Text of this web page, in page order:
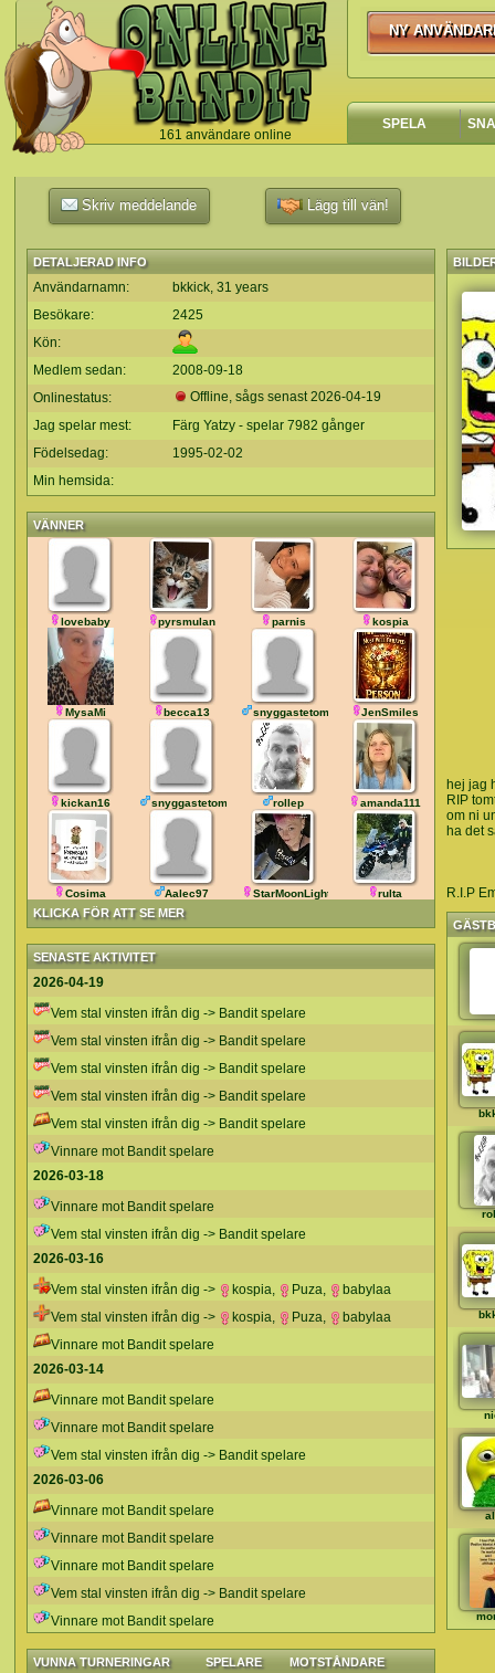
161 användare online
`
NY
NY
SPELA
Skriv meddelande Lägg till vän!
DETALJERAD INFO
Användarnamn:
bkkick, 31 years
Besökare:
2425
Kön:
Medlem sedan:
2008-09-18
Onlinestatus:
Offline, sågs senast2026-04-19
Jag spelar mest:
Färg Yatzy - spelar 7982 gånger
Födelsedag:
1995-02-02
Min hemsida:
VÄNNER
KLICKA FÖR ATT SE MER
lovebaby pyrsmulan parnis kospia
MysaMi becca13 snyggastetompa46 JenSmiles
kickan16 snyggastetompa45 rollep amanda111
Cosima Aalec97 StarMoonLight rulta
SENASTE AKTIVITET
2026-04-19
Vem stal vinsten ifrån dig -> Bandit spelare
Vem stal vinsten ifrån dig -> Bandit spelare
Vem stal vinsten ifrån dig -> Bandit spelare
Vem stal vinsten ifrån dig -> Bandit spelare
Vem stal vinsten ifrån dig -> Bandit spelare
Vinnare mot Bandit spelare
2026-03-18
Vinnare mot Bandit spelare
Vem stal vinsten ifrån dig -> Bandit spelare
2026-03-16
Vem stal vinsten ifrån dig ->
kospia, Puza,
babylaa
Vem stal vinsten ifrån dig ->
kospia, Puza,
babylaa
Vinnare mot Bandit spelare
2026-03-14
Vinnare mot Bandit spelare
Vinnare mot Bandit spelare
Vem stal vinsten ifrån dig -> Bandit spelare
2026-03-06
Vinnare mot Bandit spelare
Vinnare mot Bandit spelare
Vinnare mot Bandit spelare
Vem stal vinsten ifrån dig -> Bandit spelare
Vinnare mot Bandit spelare
VUNNA TURNERINGAR SPELARE MOTSTÅNDARE
hej jag
RIP
om ni
ha det
R.I.P